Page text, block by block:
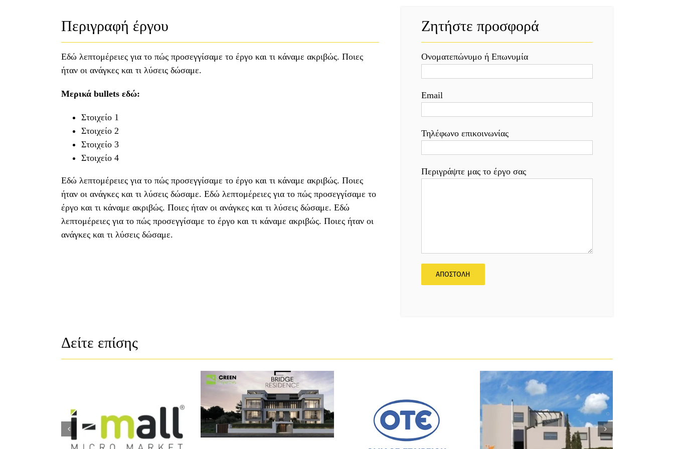
Περιγραφή έργου
Εδώ λεπτομέρειες για το πώς προσεγγίσαμε το έργο και τι κάναμε ακριβώς. Ποιες
ήταν οι ανάγκες και τι λύσεις δώσαμε.
Μερικά bullets εδώ:
Στοιχείο 1
Στοιχείο 2
Στοιχείο 3
Στοιχείο 4
Εδώ λεπτομέρειες για το πώς προσεγγίσαμε το έργο και τι κάναμε ακριβώς. Ποιες
ήταν οι ανάγκες και τι λύσεις δώσαμε. Εδώ λεπτομέρειες για το πώς προσεγγίσαμε το
έργο και τι κάναμε ακριβώς. Ποιες ήταν οι ανάγκες και τι λύσεις δώσαμε. Εδώ
λεπτομέρειες για το πώς προσεγγίσαμε το έργο και τι κάναμε ακριβώς. Ποιες ήταν οι
ανάγκες και τι λύσεις δώσαμε.
Ζητήστε προσφορά
Ονοματεπώνυμο ή Επωνυμία
Email
Τηλέφωνο επικοινωνίας
Περιγράψτε μας το έργο σας
Δείτε επίσης